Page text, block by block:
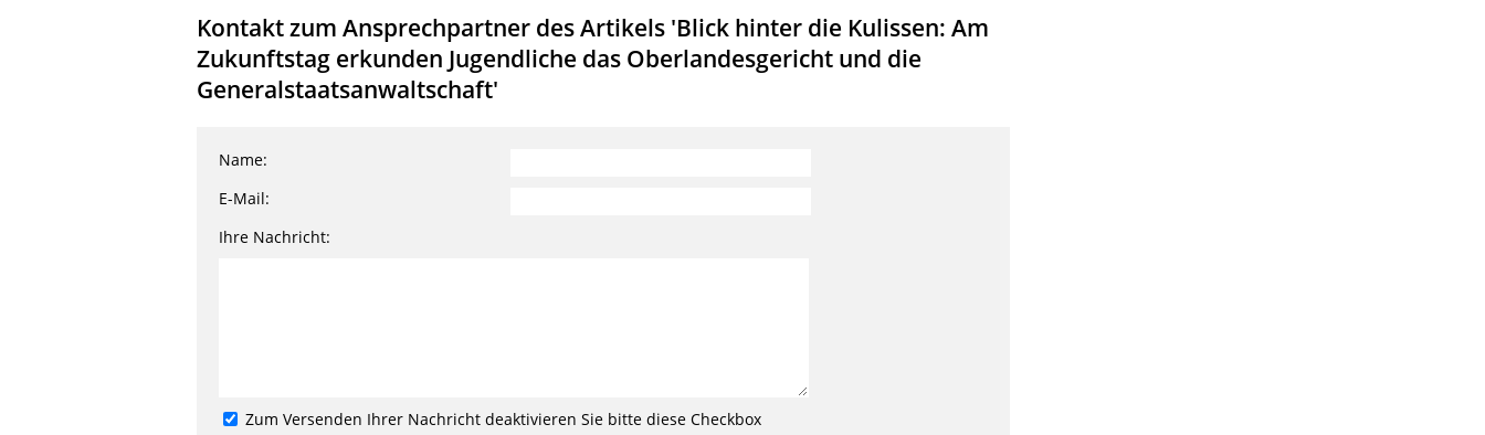
Kontakt zum Ansprechpartner des Artikels 'Blick hinter die Kulissen: Am
Zukunftstag erkunden Jugendliche das Oberlandesgericht und die
Generalstaatsanwaltschaft'
Name:
E-Mail:
Ihre Nachricht:
Zum Versenden Ihrer Nachricht deaktivieren Sie bitte diese Checkbox